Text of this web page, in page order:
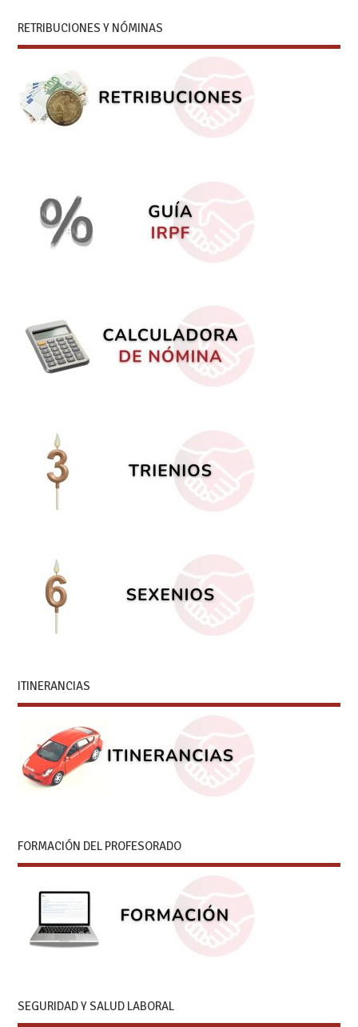
RETRIBUCIONES Y NÓMINAS
ITINERANCIAS
FORMACIÓN DEL PROFESORADO
SEGURIDAD Y SALUD LABORAL